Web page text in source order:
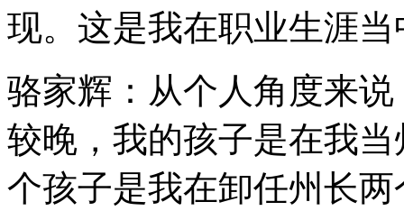
现。这是我在职业生涯
骆家辉：从个人角度来
较晚，我的孩子是在我
个孩子是我在卸任州长